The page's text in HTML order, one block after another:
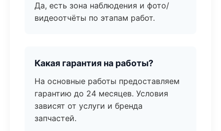
Да, есть зона наблюдения и фото/
видеоотчёты по этапам работ.
Какая гарантия на работы?
На основные работы предоставляем
гарантию до 24 месяцев. Условия
зависят от услуги и бренда
запчастей.